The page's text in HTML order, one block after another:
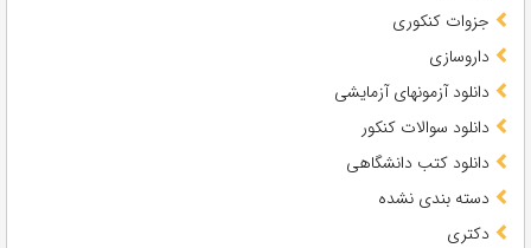
جزوات کنکوری
داروسازی
دانلود آزمونهای آزمایشی
دانلود سوالات کنکور
دانلود کتب دانشگاهی
دسته بندی نشده
دکتری